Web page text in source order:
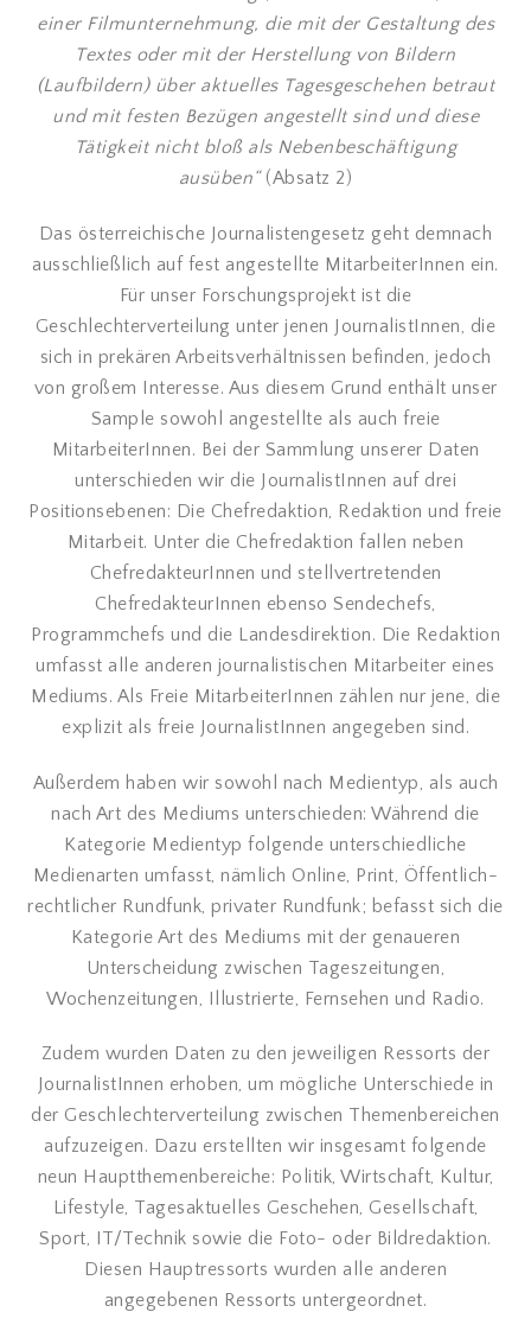
einer Filmunternehmung, die mit der Gestaltung des
Textes oder mit der Herstellung von Bildern
(Laufbildern) über aktuelles Tagesgeschehen betraut
und mit festen Bezügen angestellt sind und diese
Tätigkeit nicht bloß als Nebenbeschäftigung
ausüben“ (Absatz 2)
Das österreichische Journalistengesetz geht demnach
ausschließlich auf fest angestellte MitarbeiterInnen ein.
Für unser Forschungsprojekt ist die
Geschlechterverteilung unter jenen JournalistInnen, die
sich in prekären Arbeitsverhältnissen befinden, jedoch
von großem Interesse. Aus diesem Grund enthält unser
Sample sowohl angestellte als auch freie
MitarbeiterInnen. Bei der Sammlung unserer Daten
unterschieden wir die JournalistInnen auf drei
Positionsebenen: Die Chefredaktion, Redaktion und freie
Mitarbeit. Unter die Chefredaktion fallen neben
ChefredakteurInnen und stellvertretenden
ChefredakteurInnen ebenso Sendechefs,
Programmchefs und die Landesdirektion. Die Redaktion
umfasst alle anderen journalistischen Mitarbeiter eines
Mediums. Als Freie MitarbeiterInnen zählen nur jene, die
explizit als freie JournalistInnen angegeben sind.
Außerdem haben wir sowohl nach Medientyp, als auch
nach Art des Mediums unterschieden: Während die
Kategorie Medientyp folgende unterschiedliche
Medienarten umfasst, nämlich Online, Print, Öffentlich-
rechtlicher Rundfunk, privater Rundfunk; befasst sich die
Kategorie Art des Mediums mit der genaueren
Unterscheidung zwischen Tageszeitungen,
Wochenzeitungen, Illustrierte, Fernsehen und Radio.
Zudem wurden Daten zu den jeweiligen Ressorts der
JournalistInnen erhoben, um mögliche Unterschiede in
der Geschlechterverteilung zwischen Themenbereichen
aufzuzeigen. Dazu erstellten wir insgesamt folgende
neun Hauptthemenbereiche: Politik, Wirtschaft, Kultur,
Lifestyle, Tagesaktuelles Geschehen, Gesellschaft,
Sport, IT/Technik sowie die Foto- oder Bildredaktion.
Diesen Hauptressorts wurden alle anderen
angegebenen Ressorts untergeordnet.